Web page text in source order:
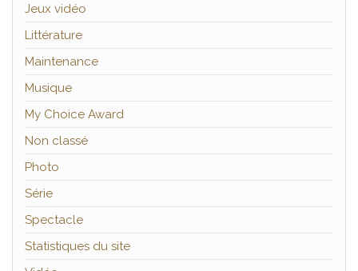
Jeux vidéo
Littérature
Maintenance
Musique
My Choice Award
Non classé
Photo
Série
Spectacle
Statistiques du site